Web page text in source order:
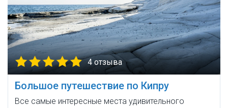
4 отзыва
Большое путешествие по Кипру
Все самые интересные места удивительного